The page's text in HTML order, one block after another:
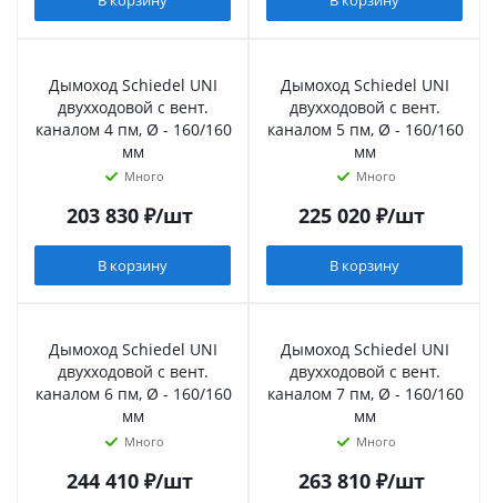
Дымоход Schiedel UNI
двухходовой с вент.
каналом 4 пм, Ø - 160/160
мм
Много
203 830₽/шт
В корзину
Дымоход Schiedel UNI
двухходовой с вент.
каналом 5 пм, Ø - 160/160
мм
Много
225 020₽/шт
В корзину
Дымоход Schiedel UNI
двухходовой с вент.
каналом 6 пм, Ø - 160/160
мм
Много
244 410₽/шт
Дымоход Schiedel UNI
двухходовой с вент.
каналом 7 пм, Ø - 160/160
мм
Много
263 810₽/шт